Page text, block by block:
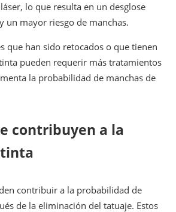
lo que resulta en un desglose
un mayor riesgo de manchas.
que han sido retocados o que tienen
pueden requerir más tratamientos
la probabilidad de manchas de
contribuyen a la
contribuir a la probabilidad de
de la eliminación del tatuaje. Estos